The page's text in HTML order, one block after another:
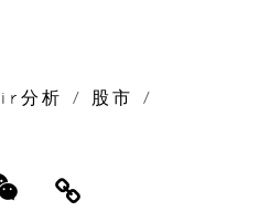
分析 / 股市
/